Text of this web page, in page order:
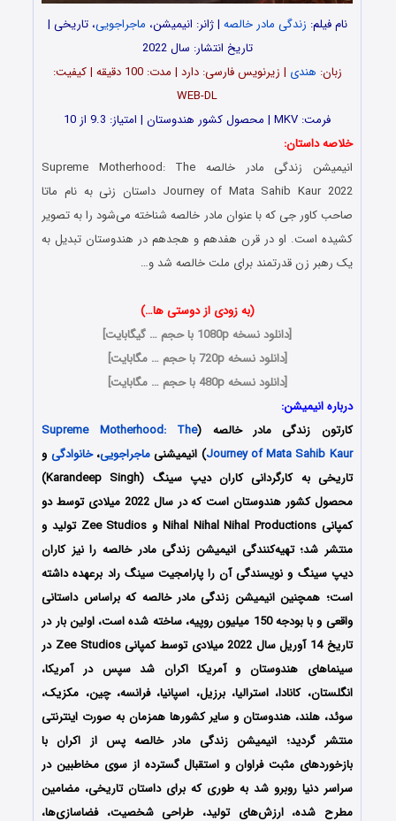
نام فیلم: زندگی مادر خالصه | ژانر: انیمیشن، ماجراجویی، تاریخی |
تاریخ انتشار: سال 2022
زبان: هندی
| زیرنویس فارسی: دارد | مدت‌: 100 دقیقه | کیفیت:
WEB-DL
فرمت: MKV | محصول کشور هندوستان | امتیاز: 9.3 از 10
خلاصه داستان:
انیمیشن زندگی مادر خالصه Supreme Motherhood: The
Journey of Mata Sahib Kaur 2022 داستان زنی به نام ماتا
صاحب کاور جی که با عنوان مادر خالصه شناخته می‌شود را به تصویر
کشیده است. او در قرن هفدهم و هجدهم در هندوستان تبدیل به
یک رهبر زن قدرتمند برای ملت خالصه شد و…
(به زودی از دوستی ها…)
[دانلود نسخه 1080p با حجم … گیگابایت
]
[دانلود نسخه 720p با حجم … مگابایت
]
[دانلود نسخه 480p با حجم … مگابایت
]
درباره انیمیشن:
کارتون زندگی مادر خالصه (
Supreme Motherhood: The
Journey of Mata Sahib Kaur) انیمیشنیماجراجویی،خانوادگی و
تاریخی به کارگردانی کاران دیپ سینگ (Karandeep Singh)
محصول کشور هندوستان است که در سال 2022 میلادی توسط دو
کمپانی‌ Nihal Nihal Nihal Productions و Zee Studios تولید و
منتشر شد؛ تهیه‌کنندگی انیمیشن زندگی مادر خالصه را نیز کاران
دیپ سینگ و نویسندگی آن را پارامجیت سینگ راد برعهده داشته
است؛ همچنین انیمیشن زندگی مادر خالصه که براساس داستانی
واقعی و با بودجه 150 میلیون روپیه، ساخته شده است، اولین بار در
تاریخ 14 آوریل سال 2022 میلادی توسط کمپانی Zee Studios در
سینماهای هندوستان و آمریکا اکران شد سپس در آمریکا،
انگلستان، کانادا، استرالیا، برزیل، اسپانیا، فرانسه، چین، مکزیک،
سوئد، هلند، هندوستان و سایر کشورها همزمان به صورت اینترنتی
منتشر گردید؛ انیمیشن زندگی مادر خالصه پس از اکران با
بازخوردهای مثبت فراوان و استقبال گسترده از سوی مخاطبین در
سراسر دنیا روبرو شد به طوری که برای داستان تاریخی، مضامین
مطرح شده، ارزش‌های تولید، طراحی شخصیت، فضاسازی‌ها،